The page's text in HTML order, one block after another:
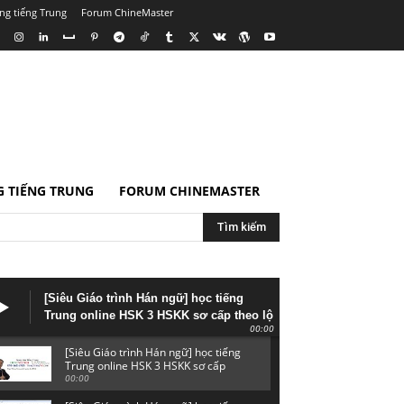
tiếng Trung Forum ChineMaster
TIẾNG TRUNG FORUM CHINEMASTER
Tìm kiếm
[Siêu Giáo trình Hán ngữ] học tiếng
Trung online HSK 3 HSKK sơ cấp theo lộ
00:00
[Siêu Giáo trình Hán ngữ] học tiếng
Trung online HSK 3 HSKK sơ cấp
theo lộ trình giảng dạy bài bản
00:00